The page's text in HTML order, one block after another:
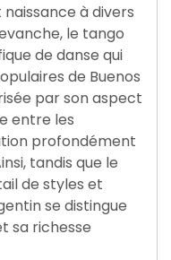
à divers
le tango
de danse qui
de Buenos
par son aspect
entre les
profondément
tandis que le
de styles et
se distingue
sa richesse